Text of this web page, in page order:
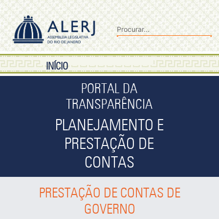
INÍCIO
PORTAL DA
TRANSPARÊNCIA
PLANEJAMENTO E
PRESTAÇÃO DE
CONTAS
PRESTAÇÃO DE CONTAS DE
GOVERNO